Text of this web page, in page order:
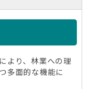
より、林業への理
多面的な機能に